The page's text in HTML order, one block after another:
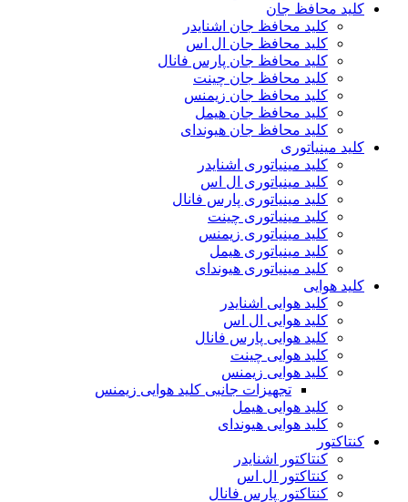
کلید محافظ جان
کلید محافظ جان اشنایدر
کلید محافظ جان ال اس
کلید محافظ جان پارس فانال
کلید محافظ جان چینت
کلید محافظ جان زیمنس
کلید محافظ جان هیمل
کلید محافظ جان هیوندای
کلید مینیاتوری
کلید مینیاتوری اشنایدر
کلید مینیاتوری ال اس
کلید مینیاتوری پارس فانال
کلید مینیاتوری چینت
کلید مینیاتوری زیمنس
کلید مینیاتوری هیمل
کلید مینیاتوری هیوندای
کلید هوایی
کلید هوایی اشنایدر
کلید هوایی ال اس
کلید هوایی پارس فانال
کلید هوایی چینت
کلید هوایی زیمنس
تجهیزات جانبی کلید هوایی زیمنس
کلید هوایی هیمل
کلید هوایی هیوندای
کنتاکتور
کنتاکتور اشنایدر
کنتاکتور ال اس
کنتاکتور پارس فانال